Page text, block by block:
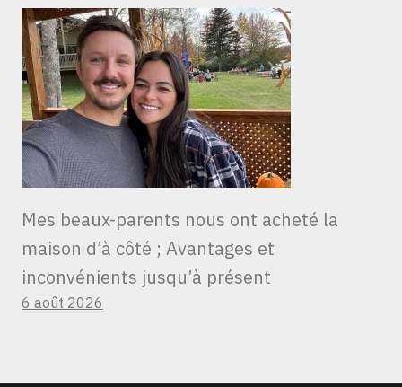
Mes beaux-parents nous ont acheté la
maison d’à côté ; Avantages et
inconvénients jusqu’à présent
6 août 2026